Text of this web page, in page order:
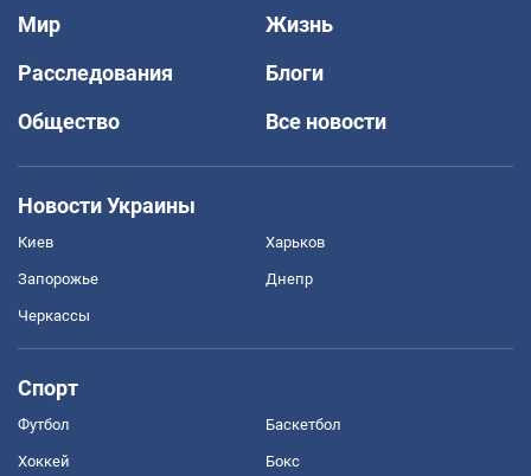
Мир
Жизнь
Расследования
Блоги
Общество
Все новости
Новости Украины
Киев Харьков
Запорожье Днепр
Черкассы
Спорт
Футбол Баскетбол
Хоккей Бокс